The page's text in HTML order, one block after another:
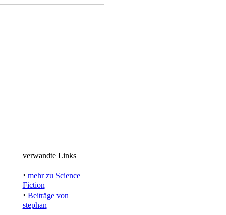
verwandte Links
· mehr zu Science
Fiction
· Beiträge von
stephan